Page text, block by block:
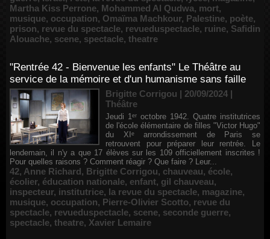
Martha Kiss Perrone, Mohammed Al Qudwa, mort,
musique, occupation, Omaïma Machkour, Palestine, poète,
prison, revue du spectacle, revueduspectacle, ruine, Safidin
Alouache, scene, spectacle, theatre
"Rentrée 42 - Bienvenue les enfants" Le Théâtre au
service de la mémoire et d'un humanisme sans faille
Brigitte Corrigou | 20/09/2024 |
Théâtre
Jeudi 1ᵉʳ octobre 1942. Quatre institutrices
de l'école élémentaire de filles "Victor Hugo"
du XIᵉ arrondissement de Paris se
retrouvent pour préparer leur rentrée. Le
lendemain, il n'y a que 17 élèves sur les 109 officiellement inscrites !
Pour quelles raisons ? Comment réagir ? Que faire ? Leur...
42, Anne Richard, Brigitte Corrigou, chauveau, école,
écolier, éducation nationale, enfant, gil chauveau,
inspecteur, institutrice, la revue du spectacle, magazine,
musique, occupation, Pierre-Olivier Scotto, revue du
spectacle, revueduspectacle, scene, seconde guerre,
spectacle, theatre, Xavier Lemaire